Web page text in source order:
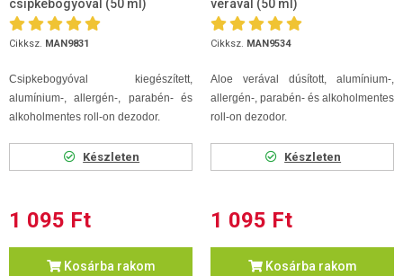
csipkebogyóval (50 ml)
Cikksz. MAN9831
Csipkebogyóval kiegészített,
alumínium-, allergén-, parabén- és
alkoholmentes roll-on dezodor.
Készleten
1 095 Ft
Kosárba rakom
verával (50 ml)
Cikksz. MAN9534
Aloe verával dúsított, alumínium-,
allergén-, parabén- és alkoholmentes
roll-on dezodor.
Készleten
1 095 Ft
Kosárba rakom